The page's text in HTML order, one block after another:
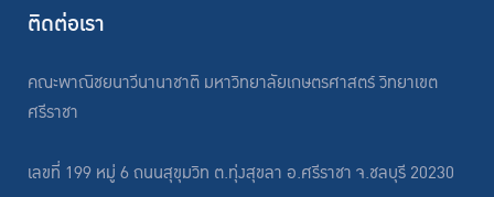
ติดต่อเรา
คณะพาณิชยนาวีนานาชาติ มหาวิทยาลัยเกษตรศาสตร์ วิทยาเขต
ศรีราชา
เลขที่ 199 หมู่ 6 ถนนสุขุมวิท ต.ทุ่งสุขลา อ.ศรีราชา จ.ชลบุรี 20230